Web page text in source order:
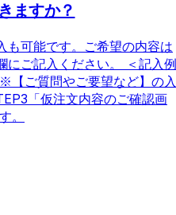
ますか？
も可能です。ご希望の内容は
にご記入ください。 ＜記入例
【ご質問やご要望など】の入
「仮注文内容のご確認画
。